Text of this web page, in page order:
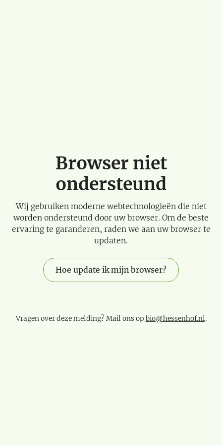
Browser niet
ondersteund
Wij gebruiken moderne webtechnologieën die niet
worden ondersteund door uw browser. Om de beste
ervaring te garanderen, raden we aan uw browser te
updaten.
Hoe update ik mijn browser?
Vragen over deze melding? Mail ons op bio@hessenhof.nl.